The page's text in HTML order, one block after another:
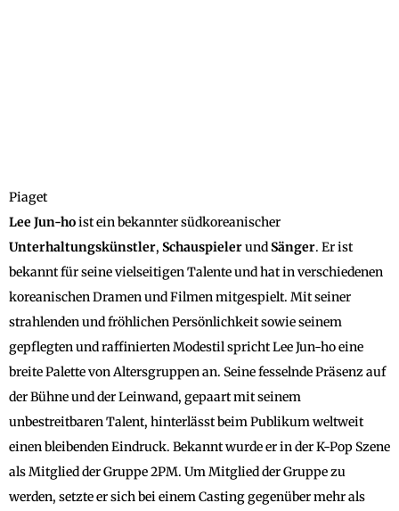
Piaget
Lee Jun-hoist ein bekannter südkoreanischer
Unterhaltungskünstler, SchauspielerundSänger. Er ist
bekannt für seine vielseitigen Talente und hat in verschiedenen
koreanischen Dramen und Filmen mitgespielt. Mit seiner
strahlenden und fröhlichen Persönlichkeit sowie seinem
gepflegten und raffinierten Modestil spricht Lee Jun-ho eine
breite Palette von Altersgruppen an. Seine fesselnde Präsenz auf
der Bühne und der Leinwand, gepaart mit seinem
unbestreitbaren Talent, hinterlässt beim Publikum weltweit
einen bleibenden Eindruck. Bekannt wurde er in der K-Pop Szene
als Mitglied der Gruppe 2PM. Um Mitglied der Gruppe zu
werden, setzte er sich bei einem Casting gegenüber mehr als